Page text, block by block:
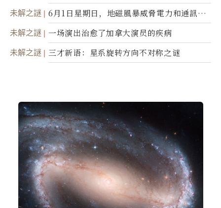
世；希腊僧侣预言以色列的进攻
未解之謎
6月1日星期日，地磁風暴威脅電力和通訊基
礎設施
未解之謎 一场演出治愈了加拿大演员的疾病
未解之謎 三才新语：星系旋转方向不对称之谜